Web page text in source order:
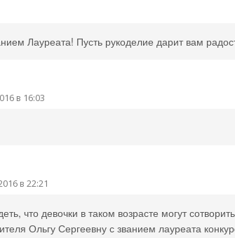
Лауреата! Пусть рукоделие дарит вам
в 16:03
в 22:21
что девочки в таком возрасте могут сотворить
Ольгу Сергеевну с званием лауреата